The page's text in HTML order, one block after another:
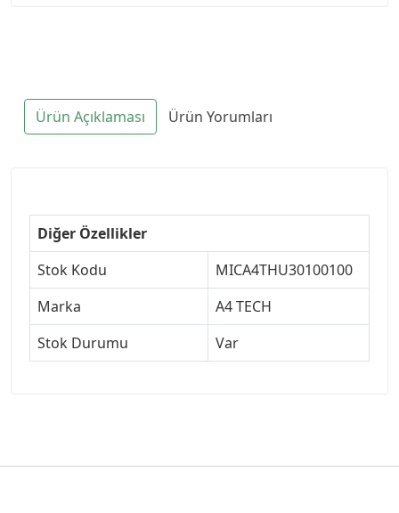
Ürün Açıklaması Ürün Yorumları
Diğer Özellikler
Stok Kodu
MICA4THU30100100
Marka
A4 TECH
Stok Durumu
Var